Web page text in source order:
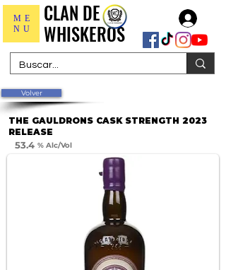
CLAN DE
WHISKEROS
CLAN DE
WHISKEROS
ME
NU
Volver
THE GAULDRONS CASK STRENGTH 2023
RELEASE
53.4 % Alc/Vol